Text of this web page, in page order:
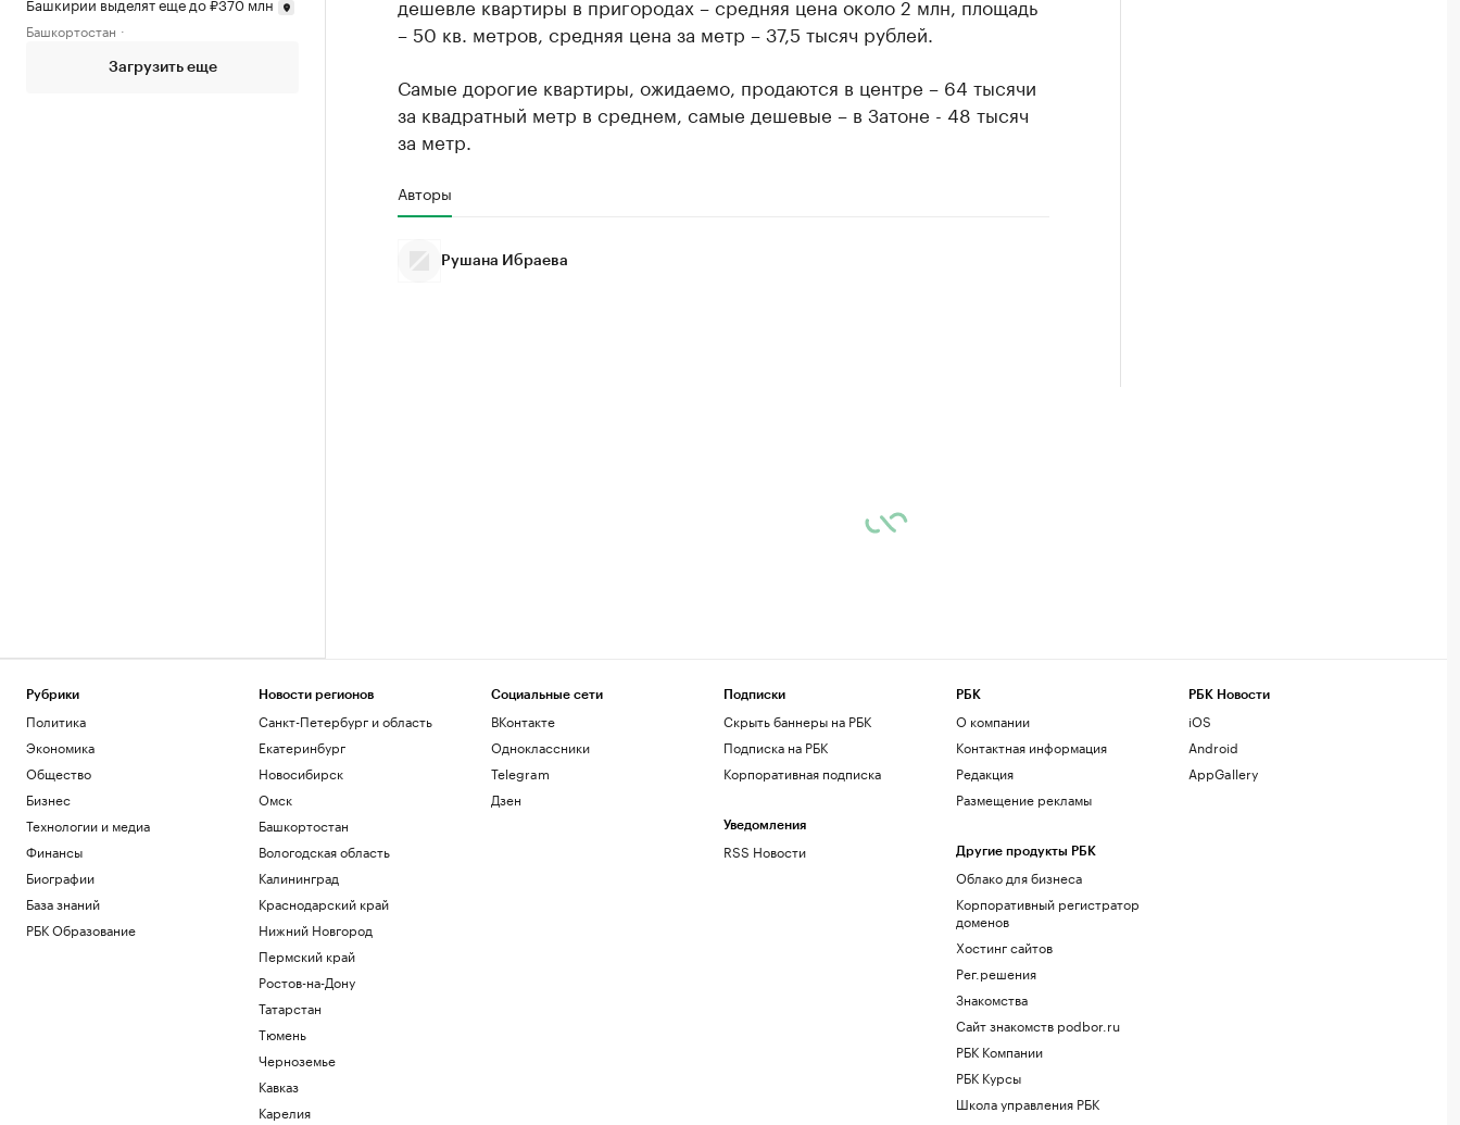
Башкортостан
Загрузить еще
– 50 кв. метров, средняя цена за метр – 37,5 тысяч рублей.
Самые дорогие квартиры, ожидаемо, продаются в центре – 64 тысячи
за квадратный метр в среднем, самые дешевые – в Затоне - 48 тысяч
за метр.
Авторы
Рушана Ибраева
Рубрики
Политика
Экономика
Общество
Бизнес
Технологии и медиа
Финансы
Биографии
База знаний
РБК Образование
Новости регионов
Санкт-Петербург и область
Екатеринбург
Новосибирск
Омск
Башкортостан
Вологодская область
Калининград
Краснодарский край
Нижний Новгород
Пермский край
Ростов-на-Дону
Татарстан
Тюмень
Черноземье
Кавказ
Карелия
Социальные сети
ВКонтакте
Одноклассники
Telegram
Дзен
Подписки
Скрыть баннеры на РБК
Подписка на РБК
Корпоративная подписка
Уведомления
RSS Новости
РБК
О компании
Контактная информация
Редакция
Размещение рекламы
Другие продукты РБК
Облако для бизнеса
Корпоративный регистратор
доменов
Хостинг сайтов
Рег.решения
Знакомства
Сайт знакомств podbor.ru
РБК Компании
РБК Курсы
Школа управления РБК
РБК Новости
iOS
Android
AppGallery